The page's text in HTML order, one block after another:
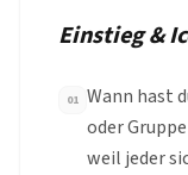
Einstieg &
01 Wann hast
oder
weil jeder